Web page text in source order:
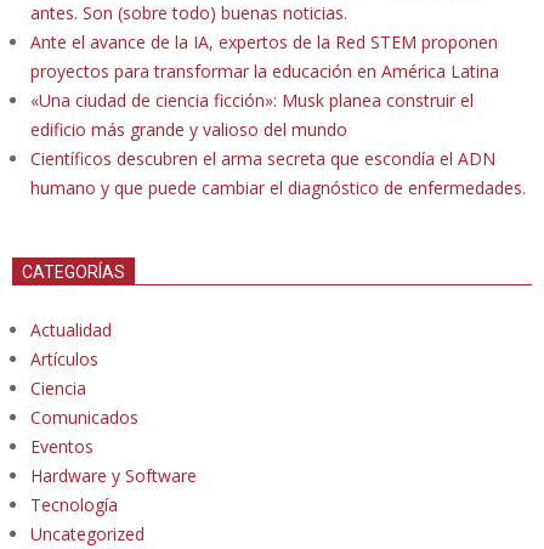
antes. Son (sobre todo) buenas noticias.
Ante el avance de la IA, expertos de la Red STEM proponen
proyectos para transformar la educación en América Latina
«Una ciudad de ciencia ficción»: Musk planea construir el
edificio más grande y valioso del mundo
Científicos descubren el arma secreta que escondía el ADN
humano y que puede cambiar el diagnóstico de enfermedades.
CATEGORÍAS
Actualidad
Artículos
Ciencia
Comunicados
Eventos
Hardware y Software
Tecnología
Uncategorized